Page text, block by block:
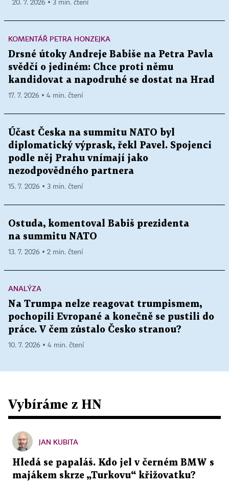
20. 7. 2026 ▪ 3 min. čtení
KOMENTÁŘ PETRA HONZEJKA
Drsné útoky Andreje Babiše na Petra Pavla
svědčí o jediném: Chce proti němu
kandidovat a napodruhé se dostat na Hrad
17. 7. 2026 ▪ 4 min. čtení
Účast Česka na summitu NATO byl
diplomatický výprask, řekl Pavel. Spojenci
podle něj Prahu vnímají jako
nezodpovědného partnera
15. 7. 2026 ▪ 3 min. čtení
Ostuda, komentoval Babiš prezidenta
na summitu NATO
13. 7. 2026 ▪ 2 min. čtení
ANALÝZA
Na Trumpa nelze reagovat trumpismem,
pochopili Evropané a konečně se pustili do
práce. V čem zůstalo Česko stranou?
10. 7. 2026 ▪ 4 min. čtení
Vybíráme z HN
JAN KUBITA
Hledá se papaláš. Kdo jel v černém BMW s
majákem skrze „Turkovu“ křižovatku?